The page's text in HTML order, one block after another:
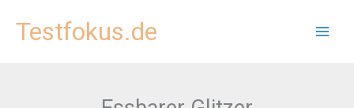
InhaltTestfokus.de